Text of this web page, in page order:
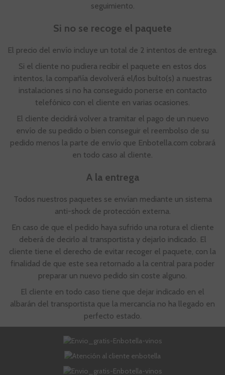
seguimiento.
Si no se recoge el paquete
El precio del envío incluye un total de 2 intentos de entrega.
Si el cliente no pudiera recibir el paquete en estos dos
intentos, la compañía devolverá el/los bulto(s) a nuestras
instalaciones si no ha conseguido ponerse en contacto
telefónico con el cliente en varias ocasiones.
El cliente decidirá volver a tramitar el pago de un nuevo
envío de su pedido o bien conseguir el reembolso de su
pedido menos la parte de envío que Enbotella.com cobrará
en todo caso al cliente.
A la entrega
Todos nuestros paquetes se envían mediante un sistema
anti-shock de protección externa.
En caso de que el pedido haya sufrido una rotura el cliente
deberá de decirlo al transportista y dejarlo indicado. El
cliente tiene el derecho de evitar recoger el paquete, con la
finalidad de que este sea retornado a la central para poder
preparar un nuevo pedido sin coste alguno.
El cliente en todo caso tiene que dejar indicado en el
albarán del transportista que la mercancía no ha llegado en
perfecto estado.